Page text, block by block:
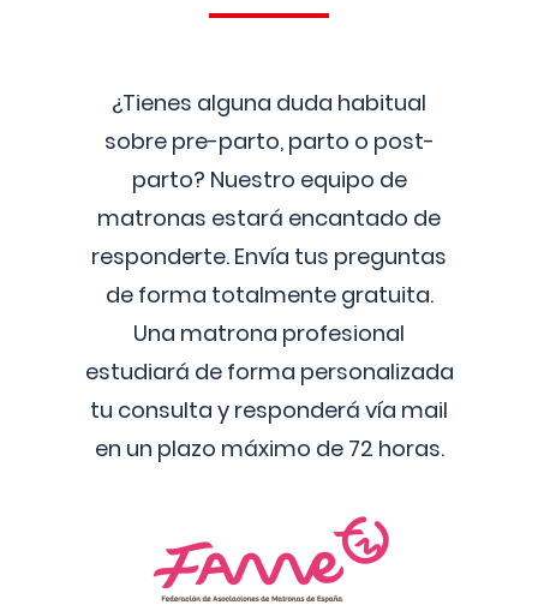
¿Tienes alguna duda habitual
sobre pre-parto, parto o post-
parto? Nuestro equipo de
matronas estará encantado de
responderte. Envía tus preguntas
de forma totalmente gratuita.
Una matrona profesional
estudiará de forma personalizada
tu consulta y responderá vía mail
en un plazo máximo de 72 horas.